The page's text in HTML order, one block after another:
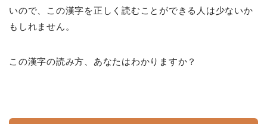
いので、この漢字を正しく読むことができる人は少ないか
もしれません。
この漢字の読み方、あなたはわかりますか？